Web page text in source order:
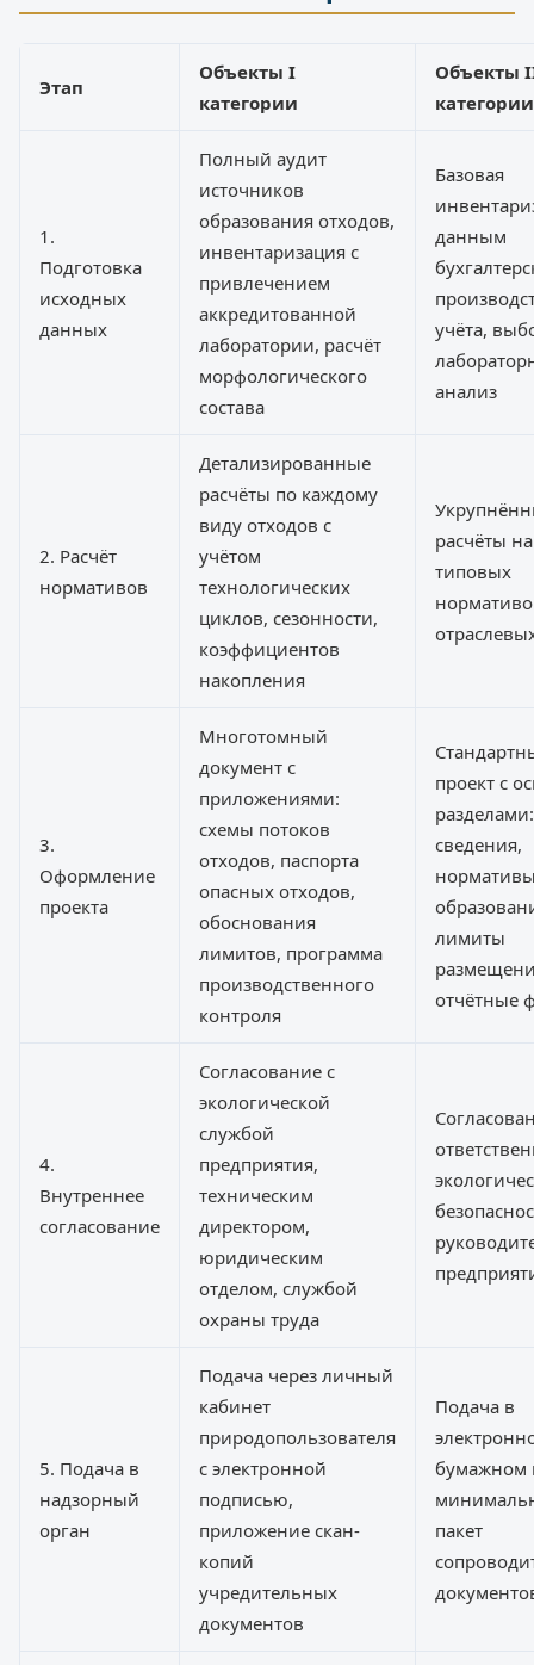
Этап
Объекты I
категории
Объекты
категории
1.
Подготовка
исходных
данных
Полный аудит
источников
образования отходов,
инвентаризация с
привлечением
аккредитованной
лаборатории, расчёт
морфологического
состава
Базовая
данным
учёта,
анализ
2. Расчёт
нормативов
Детализированные
расчёты по каждому
виду отходов с
учётом
технологических
циклов, сезонности,
коэффициентов
накопления
расчёты
типовых
3.
Оформление
проекта
Многотомный
документ с
приложениями:
схемы потоков
отходов, паспорта
опасных отходов,
обоснования
лимитов, программа
производственного
контроля
проект с
сведения,
лимиты
отчётные
4.
Внутреннее
согласование
Согласование с
экологической
службой
предприятия,
техническим
директором,
юридическим
отделом, службой
охраны труда
5. Подача в
надзорный
орган
Подача через личный
кабинет
природопользователя
с электронной
подписью,
приложение скан-
копий
учредительных
документов
Подача в
бумажном
пакет